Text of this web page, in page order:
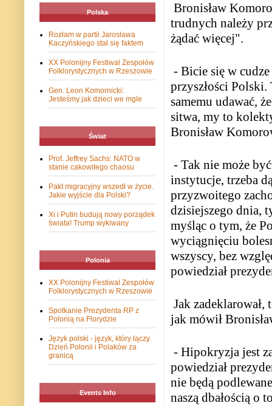
Bronisław
trudnych należy
żądać więcej".
- Bicie się w
przyszłości
samemu udawać,
sitwa, my to
Bronisław
- Tak nie może
instytucje, trzeba
przyzwoitego
dzisiejszego dnia,
myśląc o tym, że
wyciągnięciu
wszyscy, bez
powiedział
Jak
jak mówił
- Hipokryzja jest
powiedział
nie będą
naszą dbałością o
Polska
Rozłam w partii Jarosława
Kaczyńskiego stał się faktem
XX Polonijny Festiwal Zespołów
Folklorystycznych w Rzeszowie
Gen. Leon Komornicki:
Jesteśmy jak dzieci we mgle
Świat
Prof. Jeffrey Sachs: NATO w
stanie cakowitego chaosu
Pakt migracyjny wszedł w życie.
Jakie wyjście dla Polski?
Xi i Putin budują nowy porządek
świata! Trump wykiwany
Polonia
XX Polonijny Festiwal Zespołów
Folklorystycznych w Rzeszowie
Spotkanie Prezydenta RP z
Polonią na Florydzie
Język polski - język, który łączy.
Dzień Polonii i Polaków za
granicą
Events Info